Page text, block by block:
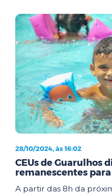
28/10/2024, às 16:02
CEUs de Guarulhos
remanescentes
A partir das 8h da